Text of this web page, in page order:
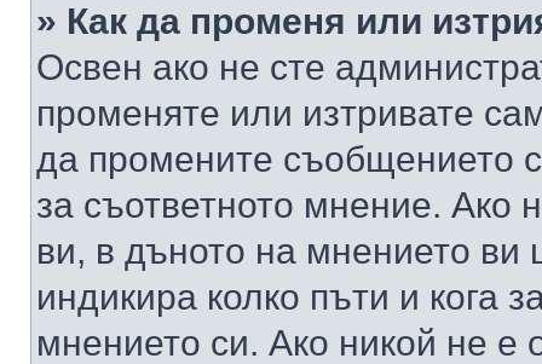
» Как да променя или
Освен ако не сте
променяте или изтривате
да промените съобщението
за съответното мнение. Ако
ви, в дъното на мнението ви
индикира колко пъти и кога
мнението си. Ако никой не е